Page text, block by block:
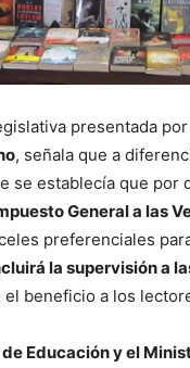
presentada
, señala que a
se establecía que por
General a las
preferenciales
la supervisión a
el beneficio a los
Educación y el